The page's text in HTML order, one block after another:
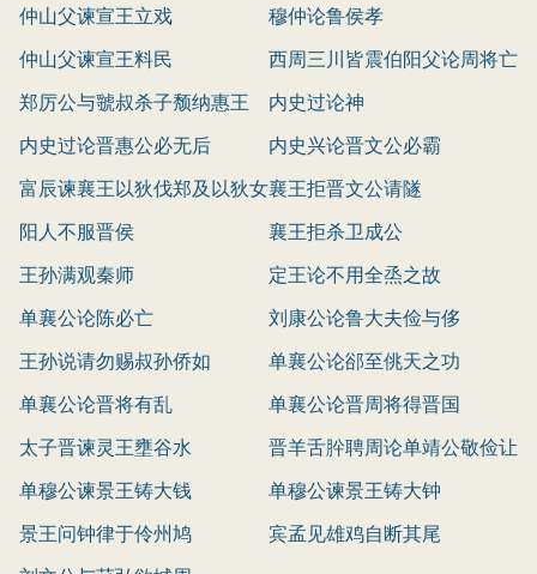
仲山父谏宣王立戏
穆仲论鲁侯孝
仲山父谏宣王料民
西周三川皆震伯阳父论周将亡
郑厉公与虢叔杀子颓纳惠王
内史过论神
内史过论晋惠公必无后
内史兴论晋文公必霸
富辰谏襄王以狄伐郑及以狄女
为后
襄王拒晋文公请隧
阳人不服晋侯
襄王拒杀卫成公
王孙满观秦师
定王论不用全烝之故
单襄公论陈必亡
刘康公论鲁大夫俭与侈
王孙说请勿赐叔孙侨如
单襄公论郤至佻天之功
单襄公论晋将有乱
单襄公论晋周将得晋国
太子晋谏灵王壅谷水
晋羊舌肸聘周论单靖公敬俭让
咨
单穆公谏景王铸大钱
单穆公谏景王铸大钟
景王问钟律于伶州鸠
宾孟见雄鸡自断其尾